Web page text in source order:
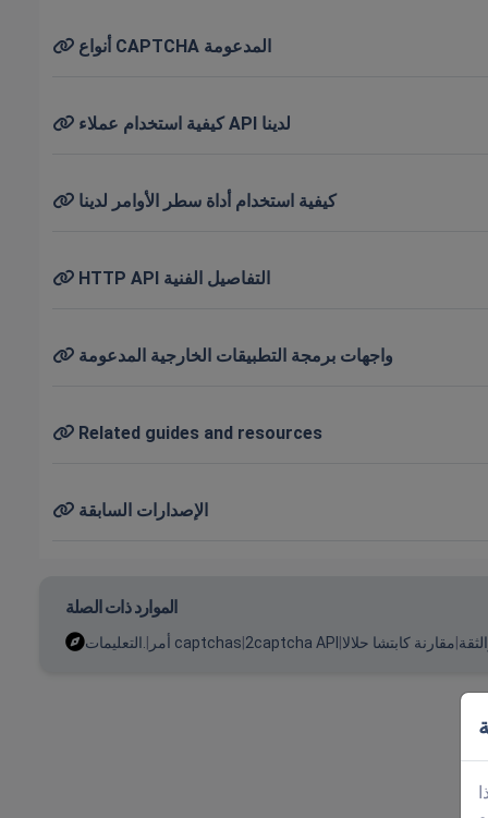
أنواع CAPTCHA المدعومة
كيفية استخدام عملاء API لدينا
كيفية استخدام أداة سطر الأوامر لدينا
HTTP API التفاصيل الفنية
واجهات برمجة التطبيقات الخارجية المدعومة
Related guides and resources
الإصدارات السابقة
الموارد ذات الصلة
| أمر captchas|2captcha API|مقارنة كابتشا حلالا|